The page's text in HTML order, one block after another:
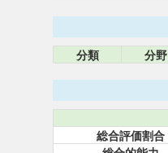
分類 分野
総合評価割合